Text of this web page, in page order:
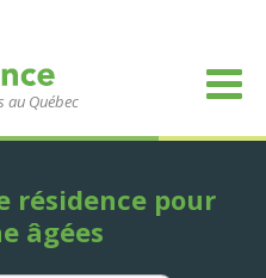
au Québec
résidence pour
âgées